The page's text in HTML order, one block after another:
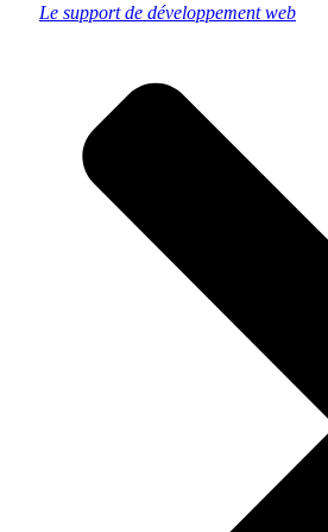
Le support de développement web